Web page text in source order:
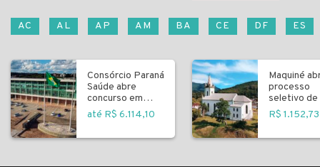
AC AL AP AM BA CE DF ES
Consórcio Paraná
Saúde abre
concurso em
Curitiba
até R$ 6.114,10
Maquiné
processo
seletivo de
R$ 1.152,73